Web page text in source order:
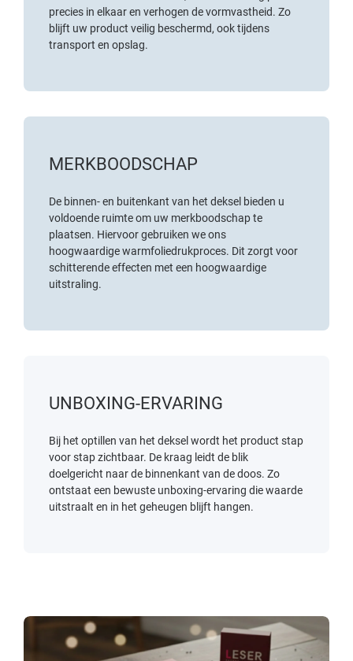
precies in elkaar en verhogen de vormvastheid. Zo
blijft uw product veilig beschermd, ook tijdens
transport en opslag.
MERKBOODSCHAP
De binnen- en buitenkant van het deksel bieden u
voldoende ruimte om uw merkboodschap te
plaatsen. Hiervoor gebruiken we ons
hoogwaardigewarmfoliedrukproces. Dit zorgt voor
schitterende effecten met een hoogwaardige
uitstraling.
UNBOXING-ERVARING
Bij het optillen van het deksel wordt het product stap
voor stap zichtbaar. De kraag leidt de blik
doelgericht naar de binnenkant van de doos. Zo
ontstaat een bewuste unboxing-ervaring die waarde
uitstraalt en in het geheugen blijft hangen.